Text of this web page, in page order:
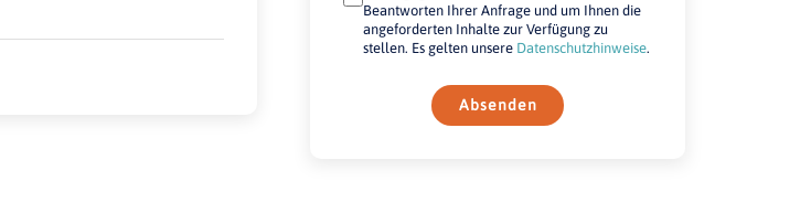
Beantworten Ihrer Anfrage und um Ihnen die
angeforderten Inhalte zur Verfügung zu
stellen. Es gelten unsere Datenschutzhinweise.
Absenden